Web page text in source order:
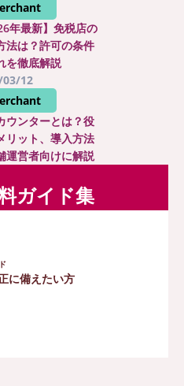
年最新】免税店の
法は？許可の条件
を徹底解説
03/12
ウンターとは？役
リット、導入方法
運営者向けに解説
ガイド集
に備えたい方